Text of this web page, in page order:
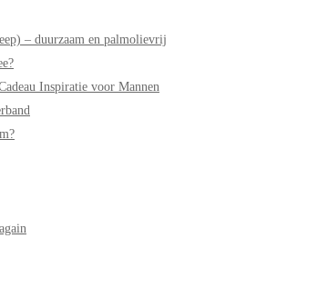
– duurzaam en palmolievrij
Inspiratie voor Mannen